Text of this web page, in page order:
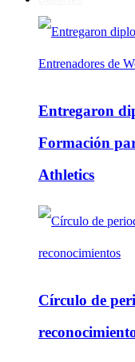
Entregaron
Formación
Athletics
Círculo de